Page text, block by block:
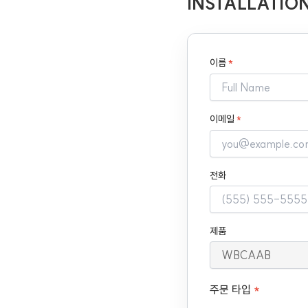
이름*
이메일 *
전화
제품
주문 타입 *